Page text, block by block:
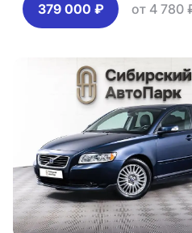
379 000 ₽ от 4 780